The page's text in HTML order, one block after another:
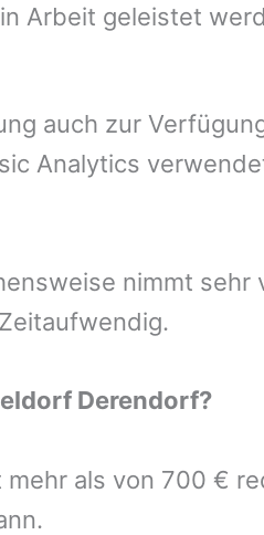
Arbeit geleistet
auch zur
Analytics
nimmt sehr
Derendorf?
als von 700 €